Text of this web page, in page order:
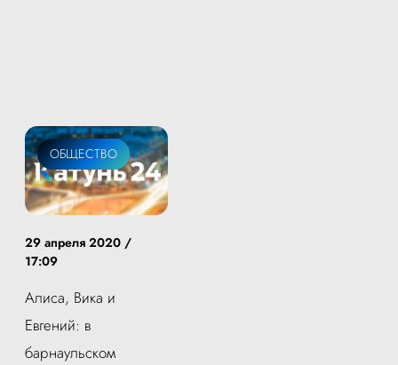
ОБЩЕСТВО
29 апреля 2020 /
17:09
Алиса, Вика и
Евгений: в
барнаульском